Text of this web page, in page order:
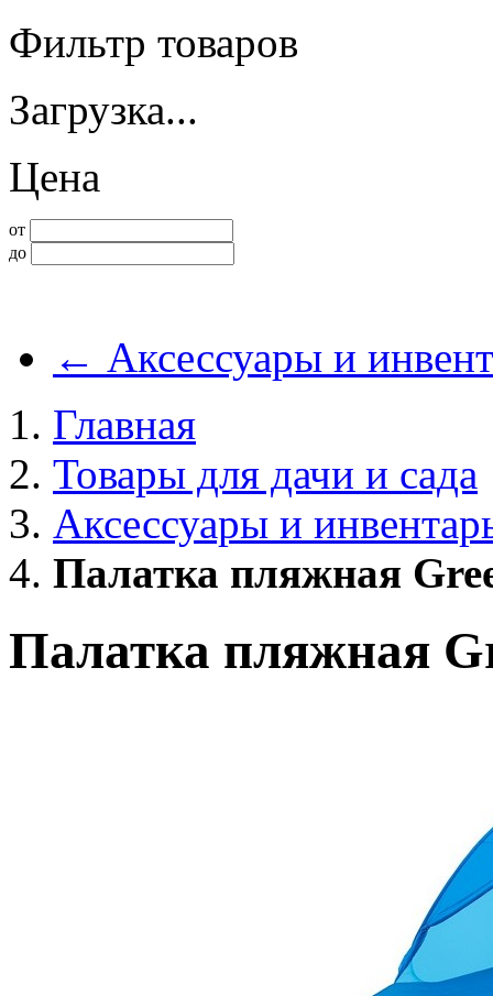
Фильтр товаров
Загрузка...
Цена
от
до
← Аксессуары и
Главная
Товары для дачи и сада
Аксессуары и
Палатка пляжная
Палатка пляжная